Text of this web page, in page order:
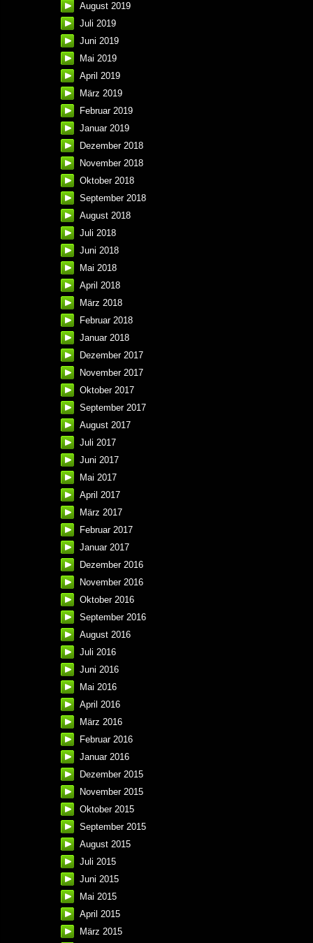
August 2019
Juli 2019
Juni 2019
Mai 2019
April 2019
März 2019
Februar 2019
Januar 2019
Dezember 2018
November 2018
Oktober 2018
September 2018
August 2018
Juli 2018
Juni 2018
Mai 2018
April 2018
März 2018
Februar 2018
Januar 2018
Dezember 2017
November 2017
Oktober 2017
September 2017
August 2017
Juli 2017
Juni 2017
Mai 2017
April 2017
März 2017
Februar 2017
Januar 2017
Dezember 2016
November 2016
Oktober 2016
September 2016
August 2016
Juli 2016
Juni 2016
Mai 2016
April 2016
März 2016
Februar 2016
Januar 2016
Dezember 2015
November 2015
Oktober 2015
September 2015
August 2015
Juli 2015
Juni 2015
Mai 2015
April 2015
März 2015